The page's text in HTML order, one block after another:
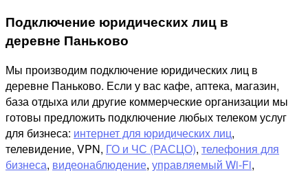
Подключение юридических лиц в
деревне Паньково
Мы производим подключение юридических лиц в
деревне Паньково. Если у вас кафе, аптека, магазин,
база отдыха или другие коммерческие организации мы
готовы предложить подключение любых телеком услуг
для бизнеса: интернет для юридических лиц,
телевидение, VPN, ГО и ЧС (РАСЦО), телефония для
бизнеса, видеонаблюдение, управляемый Wi-Fi,